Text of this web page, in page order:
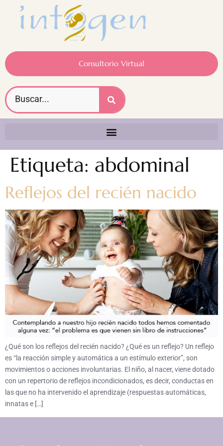
Consultorio Virtual
Etiqueta: abdominal
Reflejos del recién nacido
¿Qué son los reflejos del recién nacido? ¿Qué es un reflejo? Un reflejo
es “la reacción simple y automática a un estímulo exterior”, son
movimientos o acciones involuntarias. El niño, al nacer, viene dotado
con un repertorio de reflejos incondicionados, es decir, conductas en
las que no ha intervenido el aprendizaje (respuestas automáticas,
innatas e […]